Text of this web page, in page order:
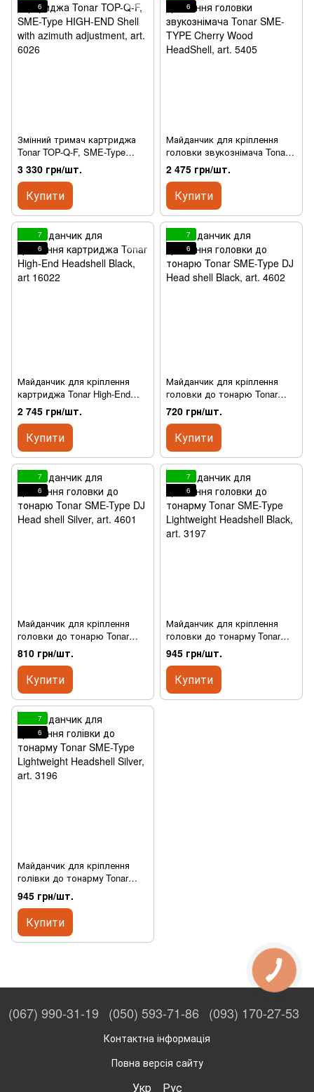
6
Змінний тримач картриджа
Tonar TOP-Q-F, SME-Type
HIGH-END Shell with azimuth
adjustment, art. 6026
3 330 грн/шт.
Купити
6
Майданчик для кріплення
головки звукознімача Tonar
SME-TYPE Cherry Wood
HeadShell, art. 5405
2 475 грн/шт.
Купити
7
6
Майданчик для кріплення
картриджа Tonar High-End
Headshell Black, art 16022
2 745 грн/шт.
Купити
7
6
Майданчик для кріплення
головки до тонарю Tonar
SME-Type DJ Head shell
Black, art. 4602
720 грн/шт.
Купити
7
6
Майданчик для кріплення
головки до тонарю Tonar
SME-Type DJ Head shell Silver,
art. 4601
810 грн/шт.
Купити
7
6
Майданчик для кріплення
головки до тонарму Tonar
SME-Type Lightweight
Headshell Black, art. 3197
945 грн/шт.
Купити
7
6
Майданчик для кріплення
голівки до тонарму Tonar
SME-Type Lightweight
Headshell Silver, art. 3196
945 грн/шт.
Купити
(067) 990-31-19 (050) 593-71-86 (093) 170-27-53
Контактна інформація
Повна версія сайту
Укр Рус